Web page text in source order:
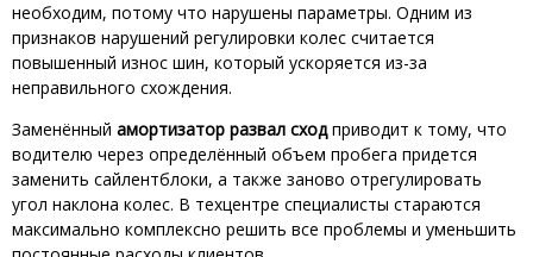
необходим, потому что нарушены параметры. Одним из
признаков нарушений регулировки колес считается
повышенный износ шин, который ускоряется из-за
неправильного схождения.
Заменённый амортизатор развал сходприводит к тому, что
водителю через определённый объем пробега придется
заменить сайлентблоки, а также заново отрегулировать
угол наклона колес. В техцентре специалисты стараются
максимально комплексно решить все проблемы и уменьшить